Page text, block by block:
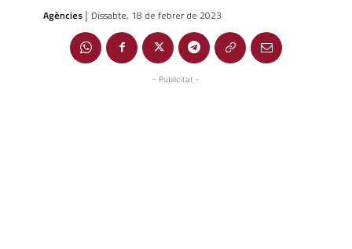
Agències | Dissabte, 18 de febrer de 2023
- Publicitat -